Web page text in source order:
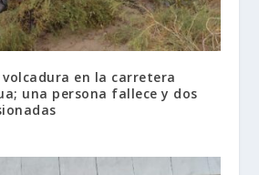
en la carretera
una persona fallece y dos